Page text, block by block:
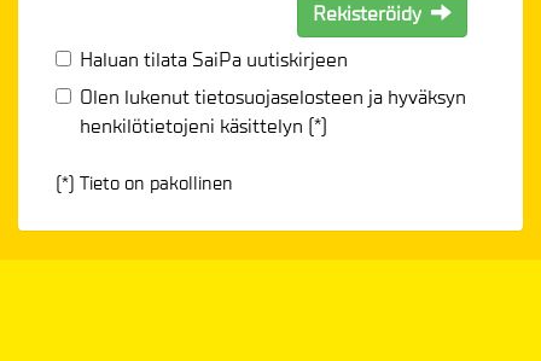
Rekisteröidy
Haluan tilata SaiPa uutiskirjeen
Olen lukenuttietosuojaselosteen ja hyväksyn
henkilötietojeni käsittelyn (*)
(*) Tieto on pakollinen